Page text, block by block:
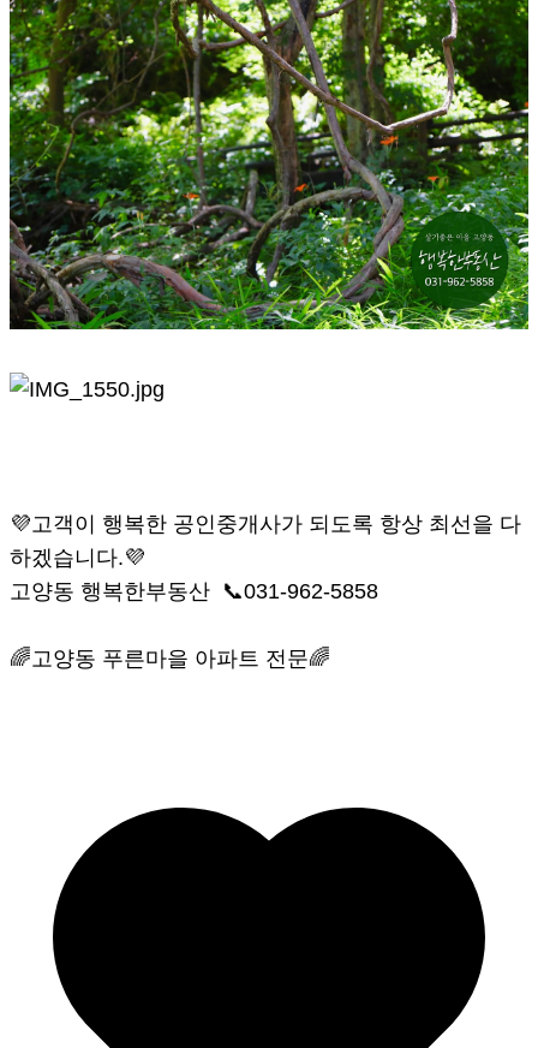
💜고객이 행복한 공인중개사가 되도록 항상 최선을 다
하겠습니다.💜
고양동 행복한부동산 📞031-962-5858
🌈고양동 푸른마을 아파트 전문🌈